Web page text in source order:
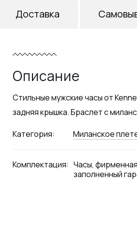
Описание
Стильные мужские часы от
задняя крышка. Браслет с
Категория: Миланское
Комплектация: Часы,
заполненный
Доставка